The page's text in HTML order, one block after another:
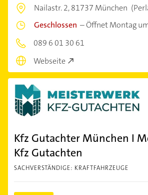
Nailastr. 2,81737 München
Geschlossen –Öffnet Montag
089 6 01 30 61
Webseite
Kfz Gutachter München I
Kfz Gutachten
SACHVERSTÄNDIGE: KRAFTFAHRZEUGE